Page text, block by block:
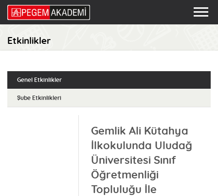
Etkinlikler
Genel Etkinlikler
Şube Etkinlikleri
Gemlik Ali Kütahya
İlkokulunda Uludağ
Üniversitesi Sınıf
Öğretmenliği
Topluluğu İle